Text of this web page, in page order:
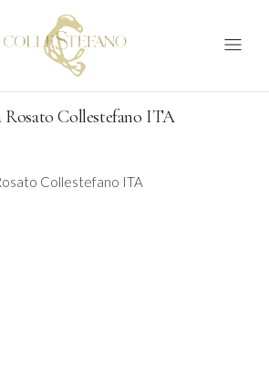
Rosato Collestefano ITA
Collestefano ITA